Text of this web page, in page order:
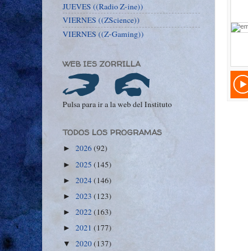
JUEVES ((Radio Z-ine))
VIERNES ((ZScience))
VIERNES ((Z-Gaming))
WEB IES ZORRILLA
Pulsa para ir a la web del Instituto
TODOS LOS PROGRAMAS
► 2026(92)
► 2025 (145)
► 2024(146)
► 2023 (123)
► 2022(163)
► 2021 (177)
▼ 2020(137)